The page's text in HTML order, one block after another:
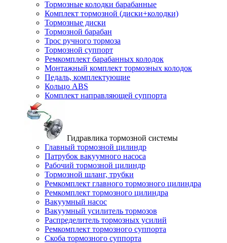
Тормозные колодки барабанные
Комплект тормозной (диски+колодки)
Тормозные диски
Тормозной барабан
Трос ручного тормоза
Тормозной суппорт
Ремкомплект барабанных колодок
Монтажный комплект тормозных колодок
Педаль, комплектующие
Кольцо ABS
Комплект направляющей суппорта
Гидравлика тормозной системы
Главный тормозной цилиндр
Патрубок вакуумного насоса
Рабочий тормозной цилиндр
Тормозной шланг, трубки
Ремкомплект главного тормозного цилиндра
Ремкомплект тормозного цилиндра
Вакуумный насос
Вакуумный усилитель тормозов
Распределитель тормозных усилий
Ремкомплект тормозного суппорта
Скоба тормозного суппорта